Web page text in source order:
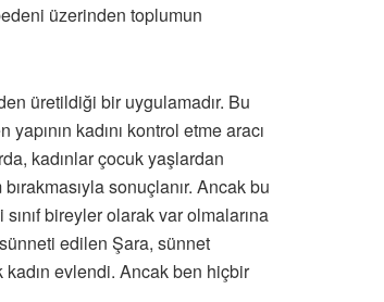
üzerinden toplumun
üretildiği bir uygulamadır. Bu
kadını kontrol etme aracı
kadınlar çocuk yaşlardan
sonuçlanır. Ancak bu
bireyler olarak var olmalarına
edilen Şara, sünnet
evlendi. Ancak ben hiçbir